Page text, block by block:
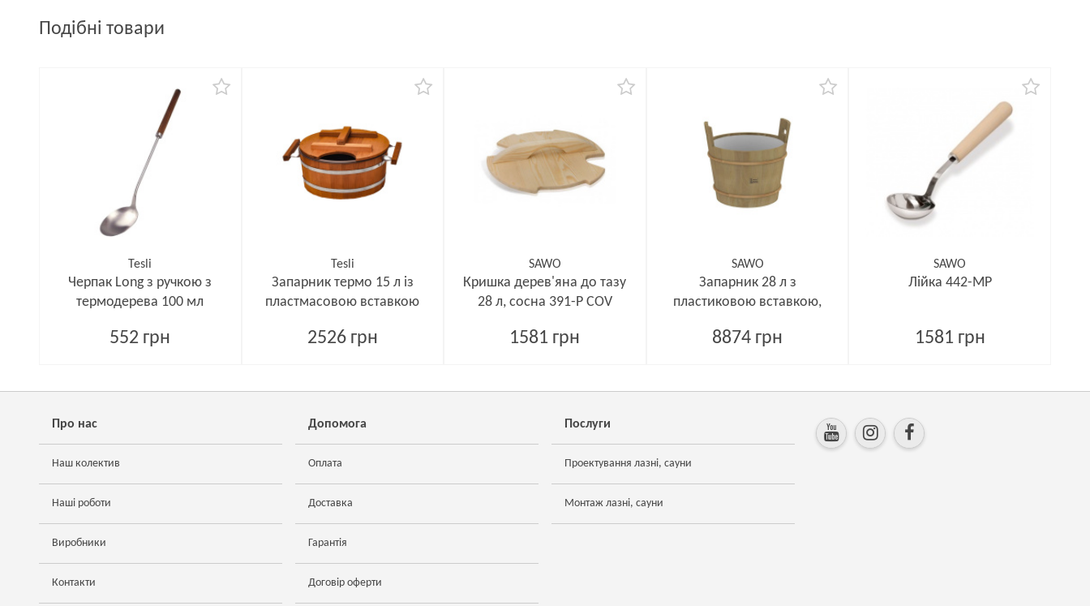
Подібні товари
Tesli
Черпак Long з ручкою з
термодерева 100 мл
552 грн
Tesli
Запарник термо 15 л із
пластмасовою вставкою
2526 грн
SAWO
Кришка дерев'яна до тазу
28 л, сосна 391-P COV
1581 грн
SAWO
Запарник 28 л з
пластиковою вставкою,
8874 грн
SAWO
Лійка 442-MP
1581 грн
Про нас
Наш колектив
Наші роботи
Виробники
Контакти
Допомога
Оплата
Доставка
Гарантія
Договір оферти
Послуги
Проектування лазні, сауни
Монтаж лазні, сауни